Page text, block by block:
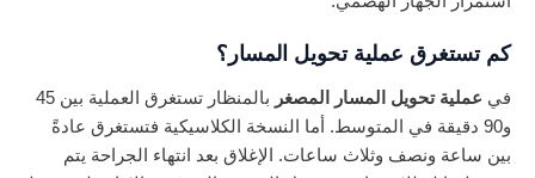
كم تستغرق عملية تحويل المسار؟
في عملية تحويل المسار المصغر
بالمنظار تستغرق العملية بين 45
و90 دقيقة في المتوسط. أما النسخة الكلاسيكية فتستغرق عادةً
بين ساعة ونصف وثلاث ساعات. الإغلاق بعد انتهاء الجراحة يتم